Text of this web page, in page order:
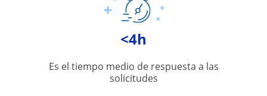
<4h
Es el tiempo medio de respuesta a las
solicitudes